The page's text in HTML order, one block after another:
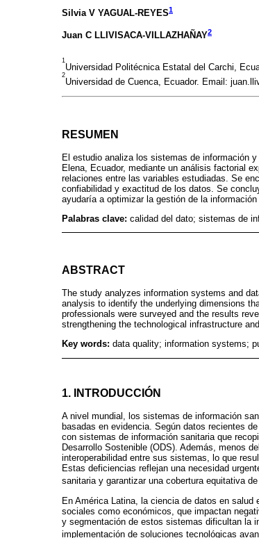
Silvia V YAGUAL-REYES1
Juan C LLIVISACA-VILLAZHAÑAY2
1
Universidad Politécnica Estatal del Carchi,
2
Universidad de Cuenca, Ecuador. Email:
RESUMEN
El estudio analiza los sistemas de información
Elena, Ecuador, mediante un análisis factorial
relaciones entre las variables estudiadas. Se
confiabilidad y exactitud de los datos. Se
ayudaría a optimizar la gestión de la información
Palabras clave: calidad del dato; sistemas de
ABSTRACT
The study analyzes information systems and
analysis to identify the underlying dimensions
professionals were surveyed and the results
strengthening the technological infrastructure
Key words: data quality; information systems;
1. INTRODUCCIÓN
A nivel mundial, los sistemas de información
basadas en evidencia. Según datos recientes
con sistemas de información sanitaria que
Desarrollo Sostenible (ODS). Además, menos
interoperabilidad entre sus sistemas, lo que
Estas deficiencias reflejan una necesidad
sanitaria y garantizar una cobertura equitativa
En América Latina, la ciencia de datos en
sociales como económicos, que impactan
y segmentación de estos sistemas dificultan la
implementación de soluciones tecnológicas